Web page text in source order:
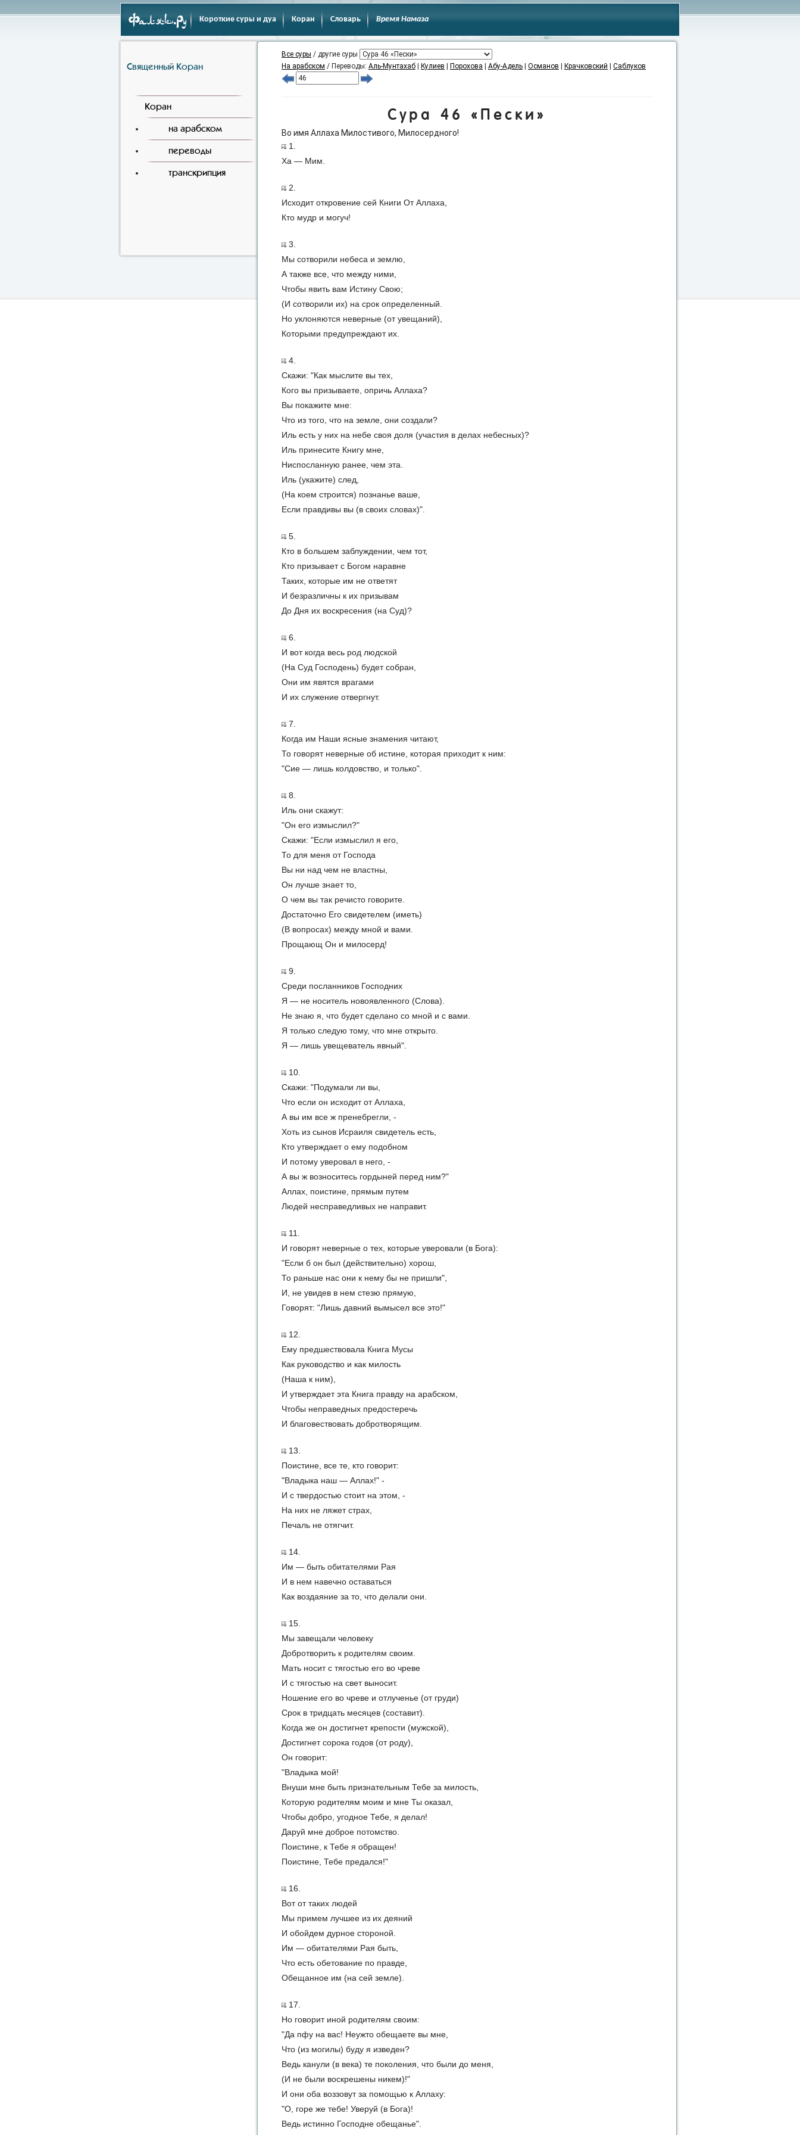
Фаляк.Ру Короткие суры и дуа Коран Словарь Время Намаза
Священный Коран
Коран
на арабском
переводы
транскрипция
Все суры / другие суры
На арабском / Переводы: Аль-Мунтахаб Кулиев Порохова Абу-Адель Османов Крачковский Саблуков
Сура 46 «Пески»
Во имя Аллаха Милостивого, Милосердного!
1.
Ха — Мим.
2.
Исходит откровение сей Книги От Аллаха,
Кто мудр и могуч!
3.
Мы сотворили небеса и землю,
А также все, что между ними,
Чтобы явить вам Истину Свою;
(И сотворили их) на срок определенный.
Но уклоняются неверные (от увещаний),
Которыми предупреждают их.
4.
Скажи: "Как мыслите вы тех,
Кого вы призываете, опричь Аллаха?
Вы покажите мне:
Что из того, что на земле, они создали?
Иль есть у них на небе своя доля (участия в делах небесных)?
Иль принесите Книгу мне,
Ниспосланную ранее, чем эта.
Иль (укажите) след,
(На коем строится) познанье ваше,
Если правдивы вы (в своих словах)".
5.
Кто в большем заблуждении, чем тот,
Кто призывает с Богом наравне
Таких, которые им не ответят
И безразличны к их призывам
До Дня их воскресения (на Суд)?
6.
И вот когда весь род людской
(На Суд Господень) будет собран,
Они им явятся врагами
И их служение отвергнут.
7.
Когда им Наши ясные знамения читают,
То говорят неверные об истине, которая приходит к ним:
"Сие — лишь колдовство, и только".
8.
Иль они скажут:
"Он его измыслил?"
Скажи: "Если измыслил я его,
То для меня от Господа
Вы ни над чем не властны,
Он лучше знает то,
О чем вы так речисто говорите.
Достаточно Его свидетелем (иметь)
(В вопросах) между мной и вами.
Прощающ Он и милосерд!
9.
Среди посланников Господних
Я — не носитель новоявленного (Слова).
Не знаю я, что будет сделано со мной и с вами.
Я только следую тому, что мне открыто.
Я — лишь увещеватель явный".
10.
Скажи: "Подумали ли вы,
Что если он исходит от Аллаха,
А вы им все ж пренебрегли, -
Хоть из сынов Исраиля свидетель есть,
Кто утверждает о ему подобном
И потому уверовал в него, -
А вы ж возноситесь гордыней перед ним?"
Аллах, поистине, прямым путем
Людей несправедливых не направит.
11.
И говорят неверные о тех, которые уверовали (в Бога):
"Если б он был (действительно) хорош,
То раньше нас они к нему бы не пришли",
И, не увидев в нем стезю прямую,
Говорят: "Лишь давний вымысел все это!"
12.
Ему предшествовала Книга Мусы
Как руководство и как милость
(Наша к ним),
И утверждает эта Книга правду на арабском,
Чтобы неправедных предостеречь
И благовествовать добротворящим.
13.
Поистине, все те, кто говорит:
"Владыка наш — Аллах!" -
И с твердостью стоит на этом, -
На них не ляжет страх,
Печаль не отягчит.
14.
Им — быть обитателями Рая
И в нем навечно оставаться
Как воздаяние за то, что делали они.
15.
Мы завещали человеку
Добротворить к родителям своим.
Мать носит с тягостью его во чреве
И с тягостью на свет выносит.
Ношение его во чреве и отлученье (от груди)
Срок в тридцать месяцев (составит).
Когда же он достигнет крепости (мужской),
Достигнет сорока годов (от роду),
Он говорит:
"Владыка мой!
Внуши мне быть признательным Тебе за милость,
Которую родителям моим и мне Ты оказал,
Чтобы добро, угодное Тебе, я делал!
Даруй мне доброе потомство.
Поистине, к Тебе я обращен!
Поистине, Тебе предался!"
16.
Вот от таких людей
Мы примем лучшее из их деяний
И обойдем дурное стороной.
Им — обитателями Рая быть,
Что есть обетование по правде,
Обещанное им (на сей земле).
17.
Но говорит иной родителям своим:
"Да пфу на вас! Неужто обещаете вы мне,
Что (из могилы) буду я изведен?
Ведь канули (в века) те поколения, что были до меня,
(И не были воскрешены никем)!"
И они оба воззовут за помощью к Аллаху:
"О, горе же тебе! Уверуй (в Бога)!
Ведь истинно Господне обещанье".